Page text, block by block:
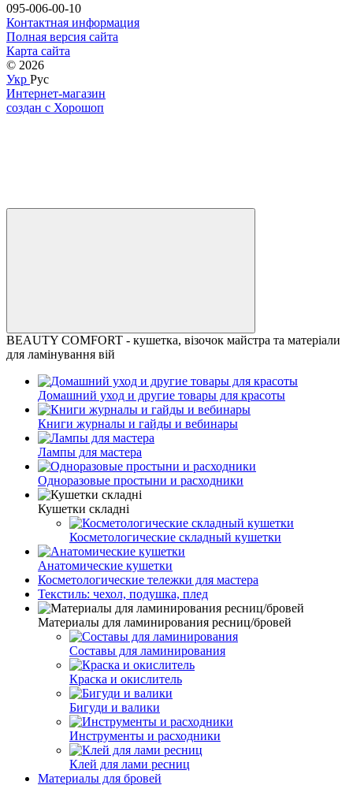
095-006-00-10
Контактная информация
Полная версия сайта
Карта сайта
© 2026
Укр Рус
Интернет-магазин
создан с Хорошоп
BEAUTY COMFORT - кушетка, візочок майстра та матеріали
для ламінування вій
Домашний уход и другие товары для красоты
Книги журналы и гайды и вебинары
Лампы для мастера
Одноразовые простыни и расходники
Кушетки складні
Косметологические складный кушетки
Анатомические кушетки
Косметологические тележки для мастера
Текстиль: чехол, подушка, плед
Материалы для ламинирования ресниц/бровей
Составы для ламинирования
Краска и окислитель
Бигуди и валики
Инструменты и расходники
Клей для лами ресниц
Материалы для бровей